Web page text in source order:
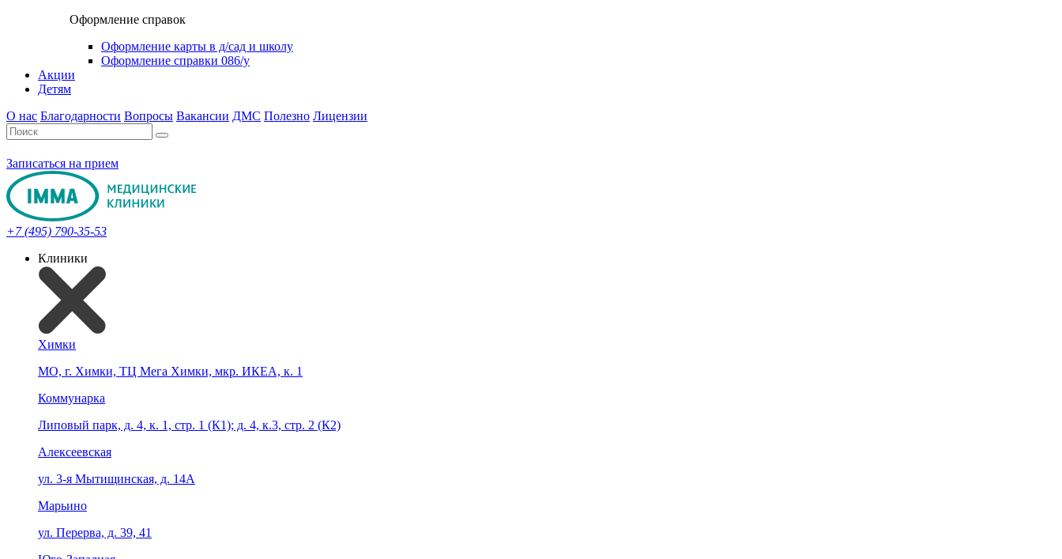
Оформление справок
Оформление карты в д/сад и школу
Оформление справки 086/у
Акции
Детям
О нас Благодарности Вопросы Вакансии ДМС Полезно Лицензии
Записаться на прием
+7 (495) 790-35-53
Клиники
Химки
МО, г. Химки, ТЦ Мега Химки, мкр. ИКЕА, к. 1
Коммунарка
Липовый парк, д. 4, к. 1, стр. 1 (К1); д. 4, к.3, стр. 2 (К2)
Алексеевская
ул. 3-я Мытищинская, д. 14А
Марьино
ул. Перерва, д. 39, 41